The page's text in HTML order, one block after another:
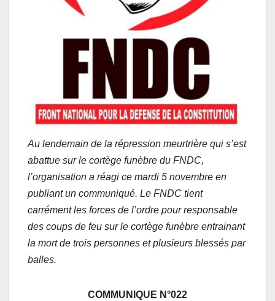
Au lendemain de la répression meurtrière qui s’est
abattue sur le cortège funèbre du FNDC,
l’organisation a réagi ce mardi 5 novembre en
publiant un communiqué. Le FNDC tient
carrément les forces de l’ordre pour responsable
des coups de feu sur le cortège funèbre entrainant
la mort de trois personnes et plusieurs blessés par
balles.
COMMUNIQUE N°022